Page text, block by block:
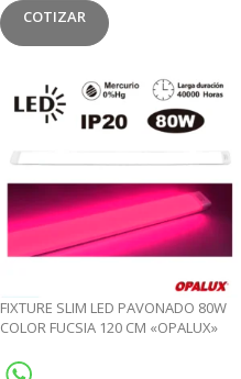
COTIZAR
FIXTURE SLIM LED PAVONADO 80W
COLOR FUCSIA 120 CM «OPALUX»